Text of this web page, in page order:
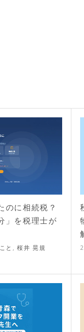
のに相続税？
」を税理士が
と ,桜井 晃規